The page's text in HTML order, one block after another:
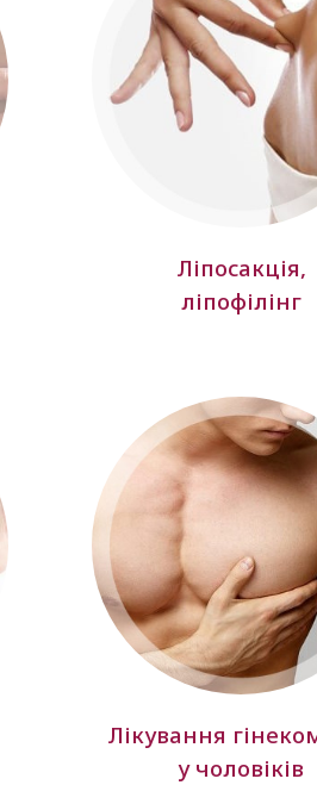
Ліпосакція,
ліпофілінг
Лікування
у чоловіків